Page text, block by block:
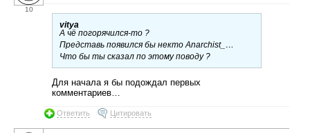
10
vitya
А чё погорячился-то ?
Представь появился бы некто Anarchist_…
Что бы ты сказал по этому поводу ?
Для начала я бы подождал первых
комментариев…
Ответить Цитировать